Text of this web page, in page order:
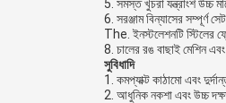
5. সমস্ত খুচরা যন্ত্রাংশ উচ্চ
6. সরঞ্জাম বিন্যাসের সম্পূর্ণ
The. ইনস্টলেশনটি স্টিলের
8. চালের রঙ বাছাই মেশিন
সুবিধাদি
1. কমপ্যাক্ট কাঠামো এবং
2. আধুনিক নকশা এবং উচ্চ